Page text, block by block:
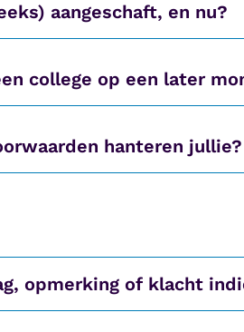
aangeschaft, en nu?
college op een later
hanteren jullie?
opmerking of klacht